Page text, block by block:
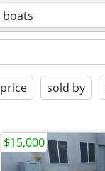
boats
price sold by
$15,000